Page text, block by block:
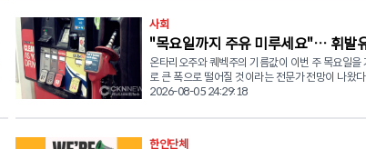
는 범죄 조직의의 대담함이 그대로 담겼다. 피의자
류판매점(LCBO), 샤퍼스 드럭마트(Shoppers
월마트(Walmart) 등에서 장바구니와 여행용 캐리
주와 생필품을 가득 담은 뒤 아무렇지 않은 듯 매장
히 빠져나갔다. 월마트 도난 사건 당시에는 현장을 막아서
려던 보안 요원과 시민들을 향해 피의자가 최루액
닌 상습범들이며 장물을 재유통하는 대규모 조직범
유출 사고 피해 고객을 대신해 캐네디언타이어를
단소송을 제기했다고 발표했다. 변호인단은 이번 소송을 통
해 개인정보 유출의 정확한 경위를 규명하고, 캐나
계 전반의 개인정보 보호 및 데이터 관리 책임을 강
한편 피해 고객들에 대한 손해배상을 청구할 계획
혔다. 이번 사건은 지난해 10월 2일 캐네디언타이어가 고객
가 발생했다고 공식 통보하면서 알려졌다. 집단소송 측에
서 약 4,200만 건의 기록을 탈취했으며, 3,800만 개
사회
"목요일까지 주유 미루세요"… 휘발
대폭 하락 예고
온타리오주와 퀘벡주의 기름값이 이번 주 목요일을
로 큰 폭으로 떨어질 것이라는 전문가 전망이 나왔다. 석
시장 분석가인 캐나다석유협회(Canadians for
오는 8월 6일(목)부터 온타리오와 퀘벡 전역의 휘발
이 리터당 12센트 하락한 158.9센트를 기록할 것이
2026-08-05 24:29:18
한인단체